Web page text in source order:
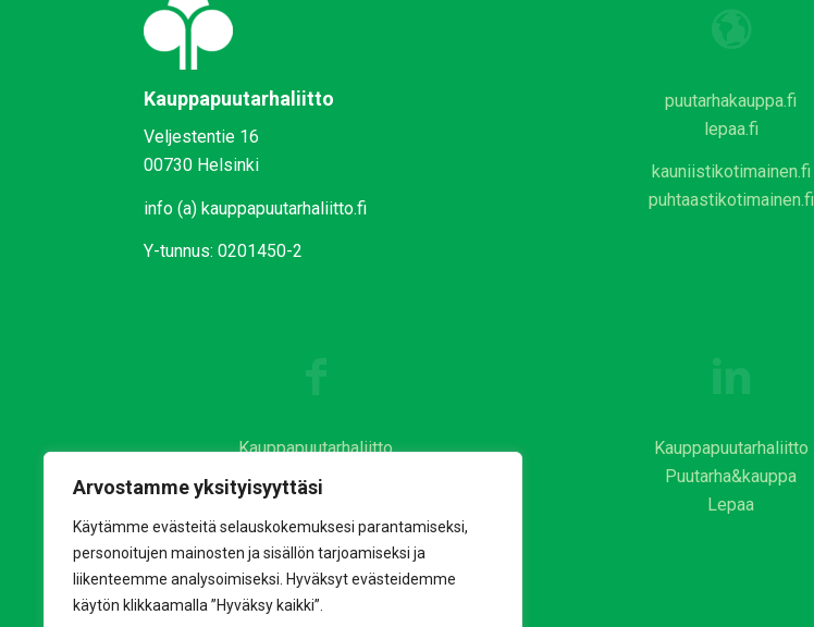
Arvostamme yksityisyyttäsi
Käytämme evästeitä selauskokemuksesi parantamiseksi,
personoitujen mainosten ja sisällön tarjoamiseksi ja
liikenteemme analysoimiseksi. Hyväksyt evästeidemme
käytön klikkaamalla ”Hyväksy kaikki”.
Kauppapuutarhaliitto
Veljestentie 16
00730 Helsinki
info (a) kauppapuutarhaliitto.fi
Y-tunnus: 0201450-2
puutarhakauppa.fi
lepaa.fi
kauniistikotimainen.fi
puhtaastikotimainen.fi
Kauppapuutarhaliitto
Puutarha&Kauppa
Kauniistikotimainen
Puhtaastikotimainen
Kauppapuutarhaliitto
Puutarha&kauppa
Lepaa